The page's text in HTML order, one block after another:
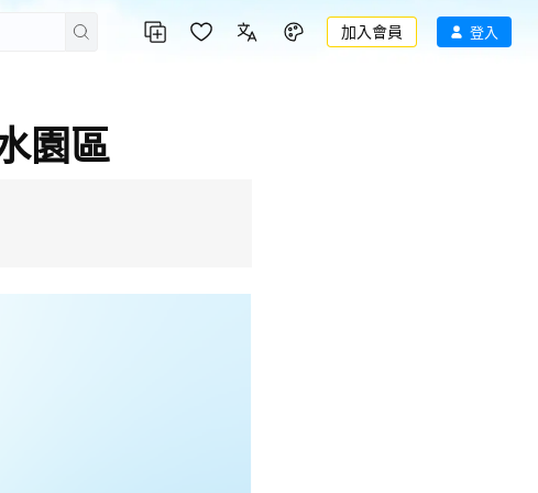
加入會員 登入
園區